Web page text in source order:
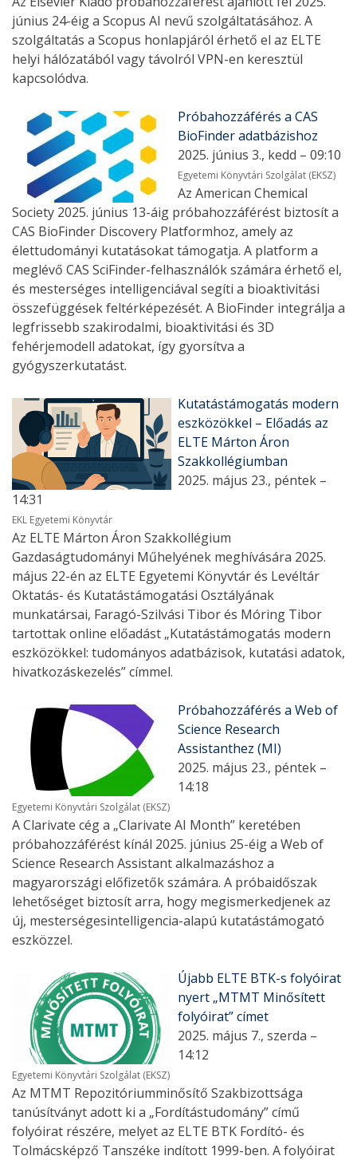
június 24-éig a Scopus AI nevű szolgáltatásához. A
szolgáltatás a Scopus honlapjáról érhető el az ELTE
helyi hálózatából vagy távolról VPN-en keresztül
kapcsolódva.
Próbahozzáférés a CAS
BioFinder adatbázishoz
2025. június 3., kedd – 09:10
Egyetemi Könyvtári Szolgálat (EKSZ)
Az American Chemical
Society 2025. június 13-áig próbahozzáférést biztosít a
CAS BioFinder Discovery Platformhoz, amely az
élettudományi kutatásokat támogatja. A platform a
meglévő CAS SciFinder-felhasználók számára érhető el,
és mesterséges intelligenciával segíti a bioaktivitási
összefüggések feltérképezését. A BioFinder integrálja a
legfrissebb szakirodalmi, bioaktivitási és 3D
fehérjemodell adatokat, így gyorsítva a
gyógyszerkutatást.
Kutatástámogatás modern
eszközökkel – Előadás az
ELTE Márton Áron
Szakkollégiumban
2025. május 23., péntek –
14:31
EKL Egyetemi Könyvtár
Az ELTE Márton Áron Szakkollégium
Gazdaságtudományi Műhelyének meghívására 2025.
május 22-én az ELTE Egyetemi Könyvtár és Levéltár
Oktatás- és Kutatástámogatási Osztályának
munkatársai, Faragó-Szilvási Tibor és Móring Tibor
tartottak online előadást „Kutatástámogatás modern
eszközökkel: tudományos adatbázisok, kutatási adatok,
hivatkozáskezelés” címmel.
Próbahozzáférés a Web of
Science Research
Assistanthez (MI)
2025. május 23., péntek –
14:18
Egyetemi Könyvtári Szolgálat (EKSZ)
A Clarivate cég a „Clarivate AI Month” keretében
próbahozzáférést kínál 2025. június 25-éig a Web of
Science Research Assistant alkalmazáshoz a
magyarországi előfizetők számára. A próbaidőszak
lehetőséget biztosít arra, hogy megismerkedjenek az
új, mesterségesintelligencia-alapú kutatástámogató
eszközzel.
Újabb ELTE BTK-s folyóirat
nyert „MTMT Minősített
folyóirat” címet
2025. május 7., szerda –
14:12
Egyetemi Könyvtári Szolgálat (EKSZ)
Az MTMT Repozitóriumminősítő Szakbizottsága
tanúsítványt adott ki a „Fordítástudomány” című
folyóirat részére, melyet az ELTE BTK Fordító- és
Tolmácsképző Tanszéke indított 1999-ben. A folyóirat